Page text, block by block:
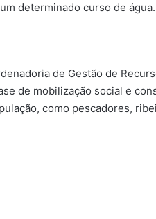
determinado curso de água.
de Gestão de
de mobilização social e
como pescadores,